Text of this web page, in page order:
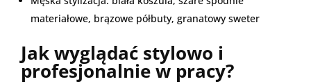
materiałowe, brązowe półbuty, granatowy sweter
Jak wyglądać stylowo i
profesjonalnie w pracy?